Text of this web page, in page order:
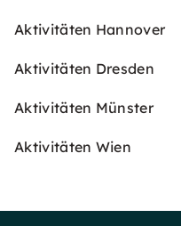
Aktivitäten Hannover
Aktivitäten Dresden
Aktivitäten Münster
Aktivitäten Wien